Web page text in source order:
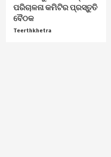
ପରିଚାଳନା କମିଟିର ପ୍ରସ୍ତୁତି
ବୈଠକ
Teerthkhetra